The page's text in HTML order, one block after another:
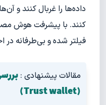
داده‌ها را غربال کنند و
کنند. با پیشرفت هوش
فیلتر شده و بی‌طرفانه در
مقالات پیشنهادی :
(Trust wallet)